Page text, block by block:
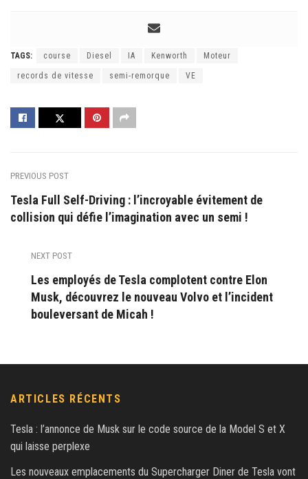
TAGS: course Diesel IA Kenworth Moteur
records de vitesse semi-remorque VE
PREVIOUS POST
Tesla Full Self-Driving : l’incroyable évitement de
collision qui défie l’imagination avec un semi !
NEXT POST
Les employés de Tesla complotent contre Elon
Musk, découvrez le nouveau Volvo et l’incident
bouleversant de Micah !
ARTICLES RÉCENTS
Tesla : l’annonce de Musk sur le code source de la Model S et X
qui laisse perplexe
Les nouveaux emplacements du Supercharger Diner de Tesla vont